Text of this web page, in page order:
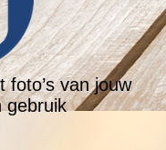
foto’s van jouw
gebruik